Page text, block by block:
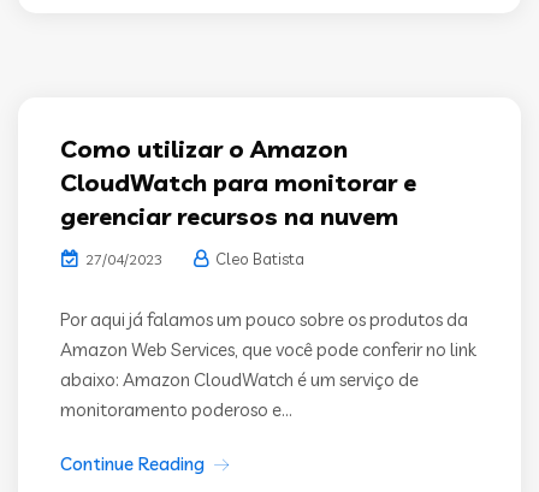
Como utilizar o Amazon
CloudWatch para monitorar e
gerenciar recursos na nuvem
27/04/2023 Cleo Batista
Por aqui já falamos um pouco sobre os produtos da
Amazon Web Services, que você pode conferir no link
abaixo: Amazon CloudWatch é um serviço de
monitoramento poderoso e...
Continue Reading